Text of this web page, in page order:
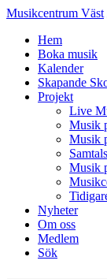
Musikcentrum Väst
Hem
Boka musik
Kalender
Skapande
Projekt
Live
Musik
Musik
Musik
Nyheter
Om oss
Medlem
Sök